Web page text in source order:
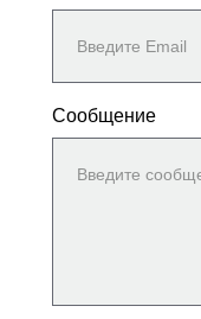
Сообщение